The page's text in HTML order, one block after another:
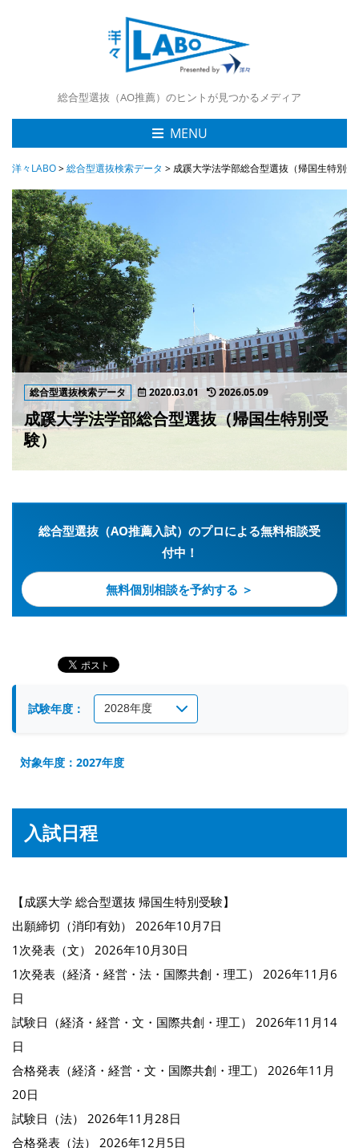
総合型選抜（AO推薦）のヒントが見つかるメディア
MENU
洋々LABO>総合型選抜検索データ > 成蹊大学法学部総合型選抜（帰国生特別受
総合型選抜検索データ 2020.03.01 2026.05.09
成蹊大学法学部総合型選抜（帰国生特別受
験）
総合型選抜（AO推薦入試）のプロによる無料相談受
付中！
無料個別相談を予約する ＞
試験年度：
対象年度：2027年度
入試日程
【成蹊大学 総合型選抜 帰国生特別受験】
出願締切（消印有効） 2026年10月7日
1次発表（文） 2026年10月30日
1次発表（経済・経営・法・国際共創・理工） 2026年11月6
日
試験日（経済・経営・文・国際共創・理工） 2026年11月14
日
合格発表（経済・経営・文・国際共創・理工） 2026年11月
20日
試験日（法） 2026年11月28日
合格発表（法） 2026年12月5日